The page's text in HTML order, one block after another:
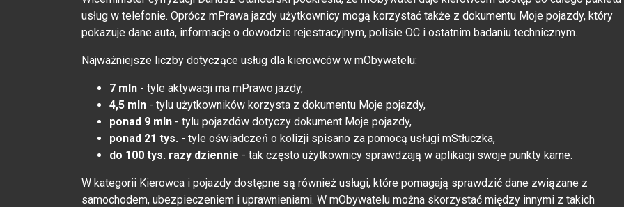
usług w telefonie. Oprócz mPrawa jazdy użytkownicy mogą korzystać także z dokumentu Moje pojazdy, który
pokazuje dane auta, informacje o dowodzie rejestracyjnym, polisie OC i ostatnim badaniu technicznym.
Najważniejsze liczby dotyczące usług dla kierowców w mObywatelu:
7 mln - tyle aktywacji ma mPrawo jazdy,
4,5 mln - tylu użytkowników korzysta z dokumentu Moje pojazdy,
ponad 9 mln - tylu pojazdów dotyczy dokument Moje pojazdy,
ponad 21 tys. - tyle oświadczeń o kolizji spisano za pomocą usługi mStłuczka,
do 100 tys. razy dziennie - tak często użytkownicy sprawdzają w aplikacji swoje punkty karne.
W kategorii Kierowca i pojazdy dostępne są również usługi, które pomagają sprawdzić dane związane z
samochodem, ubezpieczeniem i uprawnieniami. W mObywatelu można skorzystać między innymi z takich